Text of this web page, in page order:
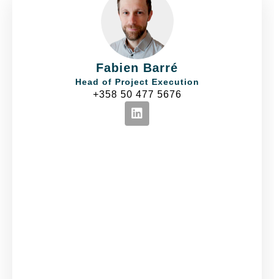
Fabien Barré
Head of Project Execution
+358 50 477 5676